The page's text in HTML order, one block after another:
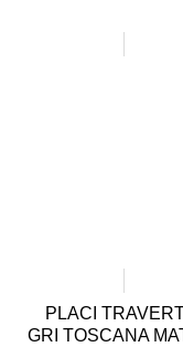
PLACI
GRI TOSCANA